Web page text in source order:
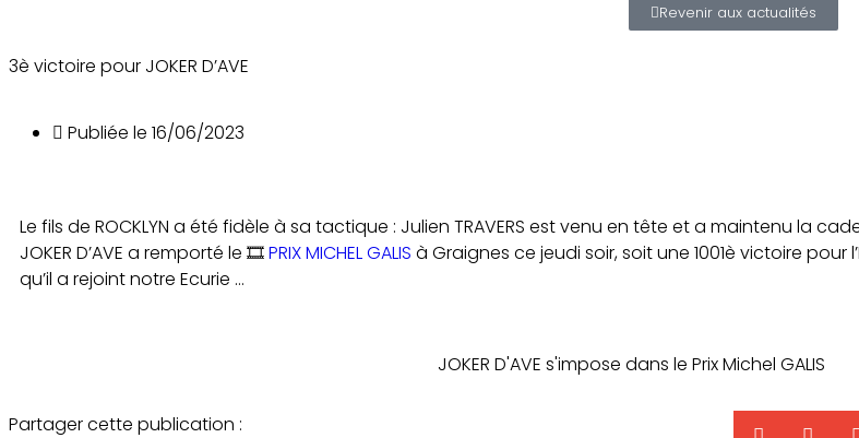
Revenir aux actualités
3è victoire pour JOKER D’AVE
Publiée le 16/06/2023
Le fils de ROCKLYN a été fidèle à sa tactique : Julien TRAVERS est venu en tête et a maintenu la
JOKER D’AVE a remporté le 🎞️PRIX MICHEL GALIS à Graignes ce jeudi soir, soit une 1001è victoire
qu’il a rejoint notre Ecurie …
JOKER D'AVE s'impose dans le Prix Michel GALIS
Partager cette publication :